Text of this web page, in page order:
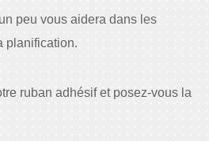
peu vous aidera dans les
planification.
ruban adhésif et posez-vous la